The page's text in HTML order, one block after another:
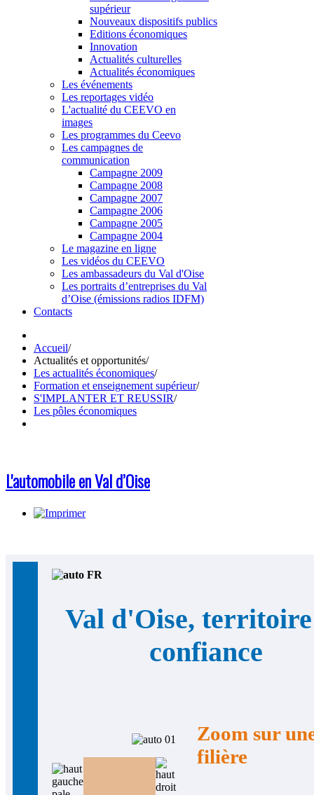
supérieur
Nouveaux dispositifs publics
Editions économiques
Innovation
Actualités culturelles
Actualités économiques
Les événements
Les reportages vidéo
L'actualité du CEEVO en
images
Les programmes du Ceevo
Les campagnes de
communication
Campagne 2009
Campagne 2008
Campagne 2007
Campagne 2006
Campagne 2005
Campagne 2004
Le magazine en ligne
Les vidéos du CEEVO
Les ambassadeurs du Val d'Oise
Les portraits d’entreprises du Val
d’Oise (émissions radios IDFM)
Contacts
Accueil/
Actualités et opportunités/
Les actualités économiques/
Formation et enseignement supérieur/
S'IMPLANTER ET REUSSIR/
Les pôles économiques
L'automobile en Val d’Oise
Val d'Oise,
confiance
Zoom sur
filière